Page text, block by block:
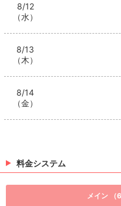
8/12
（水）
8/13
（木）
8/14
（金）
料金システム
メイン